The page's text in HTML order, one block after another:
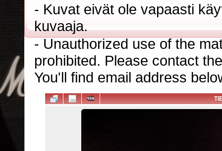
- Kuvat eivät ole vapaasti
kuvaaja.
- Unauthorized use of the
prohibited. Please contact
You'll find email address